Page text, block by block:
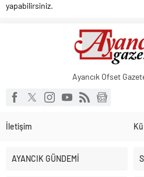
yapabilirsiniz.
Ayancık Ofset
İletişim
AYANCIK GÜNDEMİ